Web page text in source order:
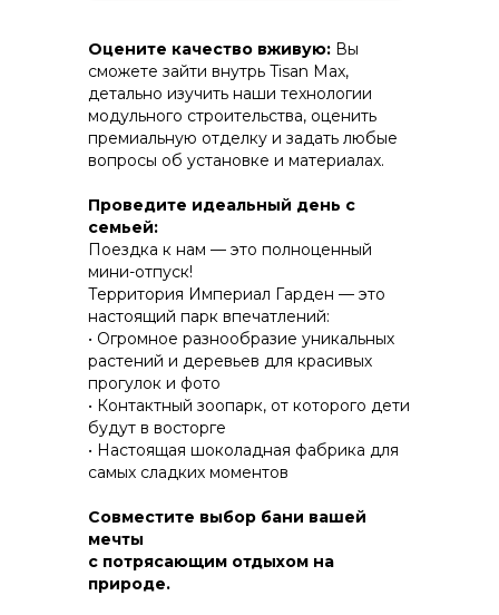
Оцените качество вживую: Вы
сможете зайти внутрь Tisan Max,
детально изучить наши технологии
модульного строительства, оценить
премиальную отделку и задать любые
вопросы об установке и материалах.
Проведите идеальный день с
семьей:
Поездка к нам — это полноценный
мини-отпуск!
Территория Империал Гарден — это
настоящий парк впечатлений:
• Огромное разнообразие уникальных
растений и деревьев для красивых
прогулок и фото
• Контактный зоопарк, от которого дети
будут в восторгe
• Настоящая шоколадная фабрика для
самых сладких моментов
Совместите выбор бани вашей
мечты
с потрясающим отдыхом на
природе.
(дерево-полимерный композит) на
скрытом крепеже.
ПРАКТИЧНОСТЬ И ЗАЩИТА ОТ НЕПОГОДЫ
КОНСТРУКТИВ И
ЭНЕРГОЭФФЕКТИВНОСТЬ